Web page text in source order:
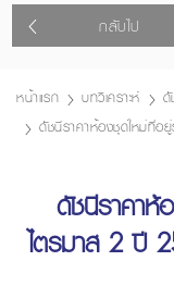
กลับไป
หน้าแรก บทวิเคราะห์
ดั
ดัชนีราคาห้องชุดใหม่ที่อ
ดัชนีราคาห้
ไตรมาส 2 ปี